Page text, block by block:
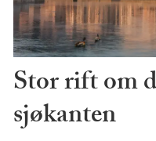
Stor rift om
sjøkanten